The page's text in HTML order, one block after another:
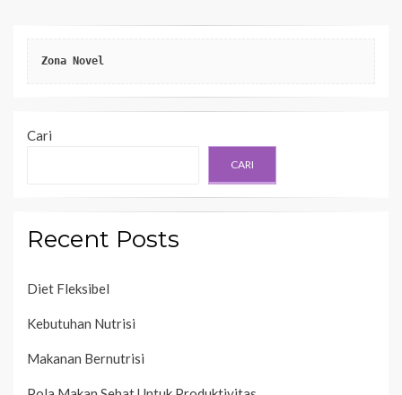
Zona Novel
Cari
CARI
Recent Posts
Diet Fleksibel
Kebutuhan Nutrisi
Makanan Bernutrisi